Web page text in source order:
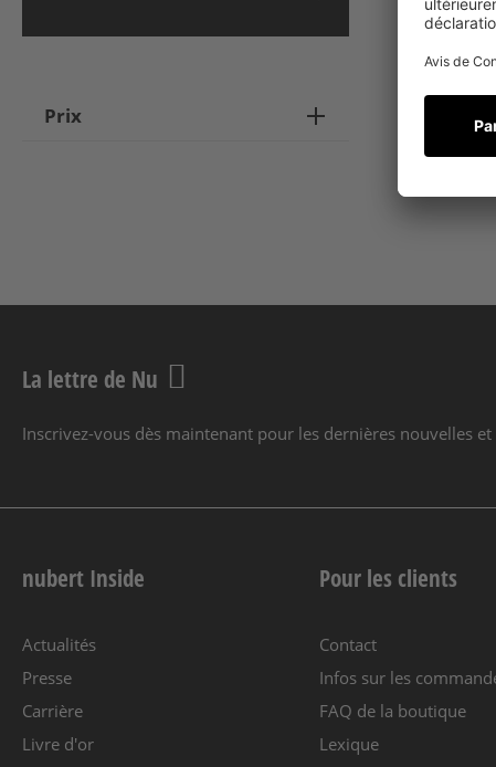
Prix
La lettre de Nu
Inscrivez-vous dès maintenant pour les dernières nouvelles et
nubert Inside
Actualités
Presse
Carrière
Livre d'or
Pour les clients
Contact
Infos sur les
FAQ de la boutique
Lexique